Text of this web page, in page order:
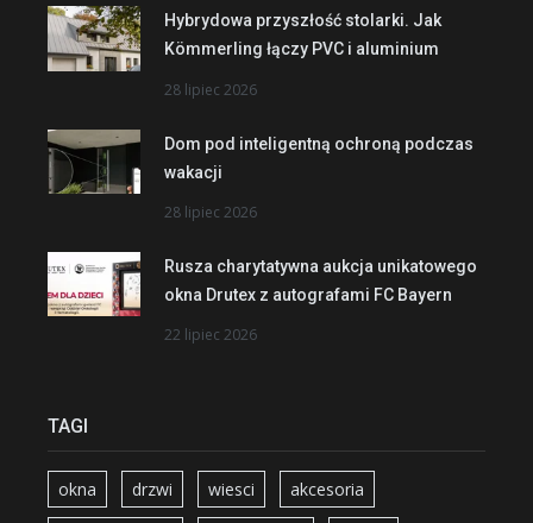
Hybrydowa przyszłość stolarki. Jak
Kömmerling łączy PVC i aluminium
28 lipiec 2026
Dom pod inteligentną ochroną podczas
wakacji
28 lipiec 2026
Rusza charytatywna aukcja unikatowego
okna Drutex z autografami FC Bayern
22 lipiec 2026
TAGI
okna drzwi wiesci akcesoria